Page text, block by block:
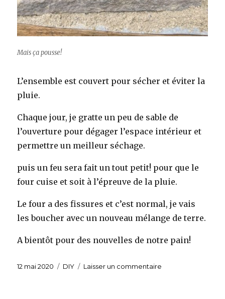
Mais ça pousse!
L’ensemble est couvert pour sécher et éviter la
pluie.
Chaque jour, je gratte un peu de sable de
l’ouverture pour dégager l’espace intérieur et
permettre un meilleur séchage.
puis un feu sera fait un tout petit! pour que le
four cuise et soit à l’épreuve de la pluie.
Le four a des fissures et c’est normal, je vais
les boucher avec un nouveau mélange de terre.
A bientôt pour des nouvelles de notre pain!
Publié
12 mai 2020 Catégories
DIY Laisser un commentaire